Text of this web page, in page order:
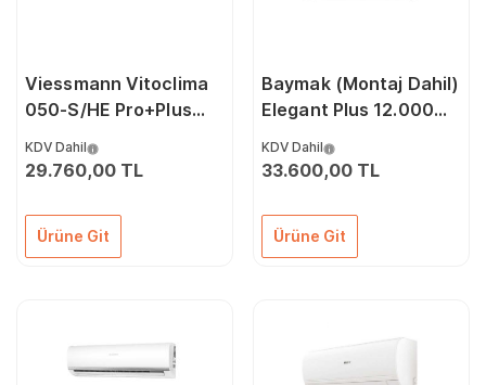
Viessmann Vitoclima
050-S/HE Pro+Plus
A++İnverter Klima
KDV Dahil
29.760,00 TL
Ürüne Git
Baymak (Montaj Dahil)
Elegant Plus 12.000
KDV Dahil
33.600,00 TL
Ürüne Git